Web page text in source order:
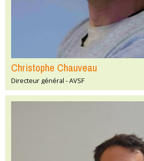
Christophe Chauveau
Directeur général - AVSF